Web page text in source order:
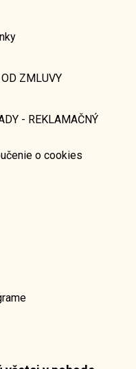
ZMLUVY
- REKLAMAČNÝ
o cookies